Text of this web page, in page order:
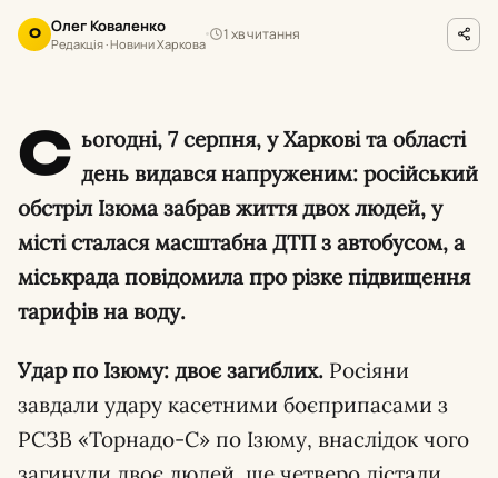
О Олег Коваленко
Редакція · Новини Харкова
1 хв читання
С ьогодні, 7 серпня, у Харкові та області
день видався напруженим: російський
обстріл Ізюма забрав життя двох людей, у
місті сталася масштабна ДТП з автобусом, а
міськрада повідомила про різке підвищення
тарифів на воду.
Удар по Ізюму: двоє загиблих. Росіяни
завдали удару касетними боєприпасами з
РСЗВ «Торнадо-С» по Ізюму, внаслідок чого